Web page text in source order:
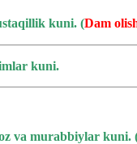
kuni. (Dam
kuni.
va murabbiylar kuni.